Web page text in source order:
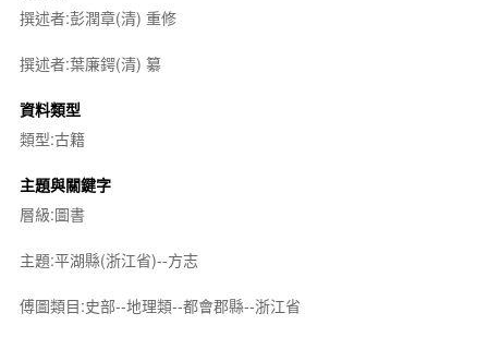
撰述者:彭潤章(清) 重修
撰述者:葉廉鍔(清) 纂
資料類型
類型:古籍
主題與關鍵字
層級:圖書
主題:平湖縣(浙江省)--方志
傅圖類目:史部--地理類--都會郡縣--浙江省